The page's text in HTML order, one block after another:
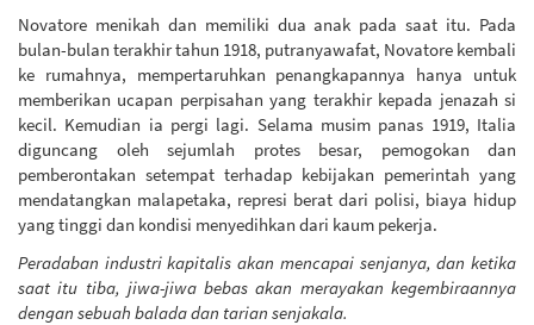
Novatore menikah dan memiliki dua anak pada saat itu. Pada
bulan-bulan terakhir tahun 1918, putranyawafat, Novatore kembali
ke rumahnya, mempertaruhkan penangkapannya hanya untuk
memberikan ucapan perpisahan yang terakhir kepada jenazah si
kecil. Kemudian ia pergi lagi. Selama musim panas 1919, Italia
diguncang oleh sejumlah protes besar, pemogokan dan
pemberontakan setempat terhadap kebijakan pemerintah yang
mendatangkan malapetaka, represi berat dari polisi, biaya hidup
yang tinggi dan kondisi menyedihkan dari kaum pekerja.
Peradaban industri kapitalis akan mencapai senjanya, dan ketika
saat itu tiba, jiwa-jiwa bebas akan merayakan kegembiraannya
dengan sebuah balada dan tarian senjakala.